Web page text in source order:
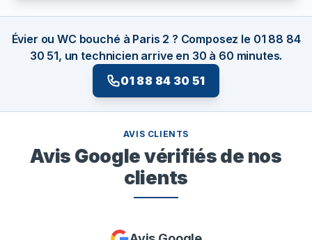
Évier ou WC bouché à Paris 2 ? Composez le 01 88 84
30 51, un technicien arrive en 30 à 60 minutes.
01 88 84 30 51
AVIS CLIENTS
Avis Google vérifiés de nos
clients